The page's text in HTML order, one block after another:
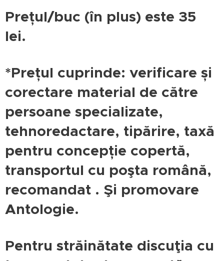
Prețul/buc (în plus) este 35
lei.
*Prețul cuprinde: verificare și
corectare material de către
persoane specializate,
tehnoredactare, tipărire, taxă
pentru concepție copertă,
transportul cu poşta română,
recomandat . Şi promovare
Antologie.
Pentru străinătate discuţia cu